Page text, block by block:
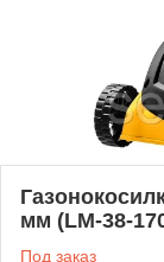
мм (LM-38-
Под заказ